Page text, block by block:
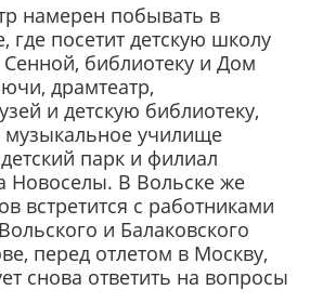
намерен побывать в
где посетит детскую школу
Сенной, библиотеку и Дом
драмтеатр,
и детскую библиотеку,
музыкальное училище
парк и филиал
Новоселы. В Вольске же
встретится с работниками
и Балаковского
перед отлетом в Москву,
снова ответить на вопросы